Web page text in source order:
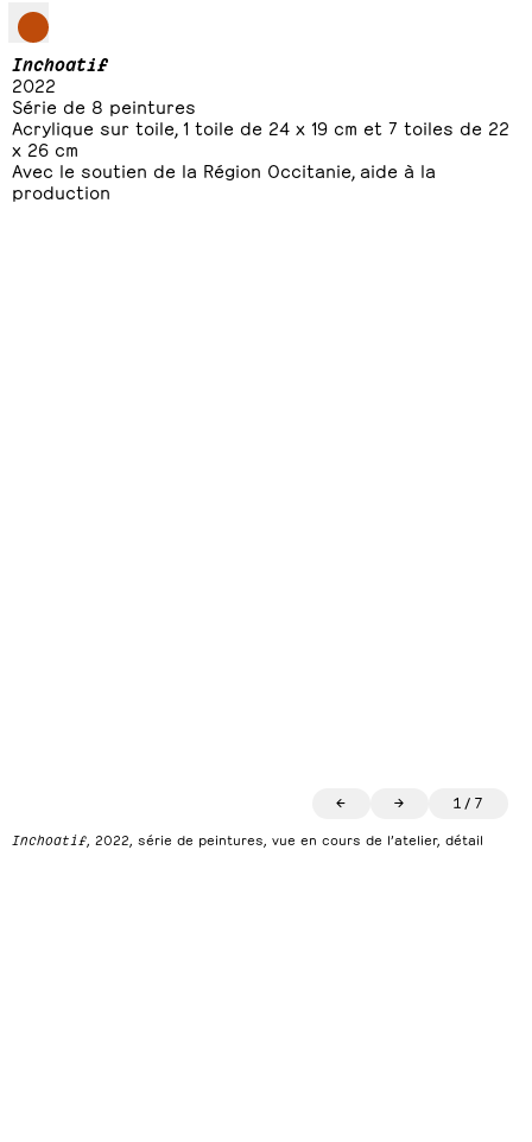
Inchoatif
2022
Série de 8 peintures
Acrylique sur toile, 1 toile de 24 x 19 cm et 7 toiles de 22
x 26 cm
Avec le soutien de la Région Occitanie, aide à la
production
← → 1 / 7
Inchoatif , 2022, série de peintures, vue en cours de l’atelier, détail